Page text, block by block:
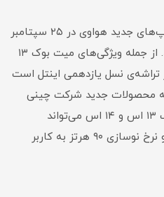
طبق گزارش GizmoChina، لپ‌تاپ‌های جدید هواوی در ۲۵ سپتامبر
(۷ مهر) روانه‌ی بازار خواهند شد. از جمله ویژگی‌های میت بوک ۱۳
از تراشه‌ی نسل یازدهمی اینتل است
محصولات جدید شرکت چینی
می‌دهد. صفحه‌نمایش‌ میت بوک ۱۳ اس و ۱۴ اس می‌تواند
رزولوشن ۲۵۲۰ در ۱۶۸۰ پیکسل و نرخ نوسازی ۹۰ هرتز به کاربر